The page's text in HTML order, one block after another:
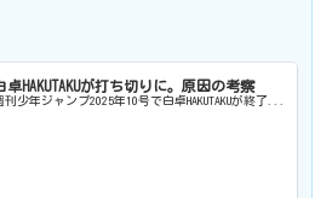
卓HAKUTAKUが打ち切りに。原因の考察
刊少年ジャンプ2025年10号で白卓HAKUTAKUが終了...